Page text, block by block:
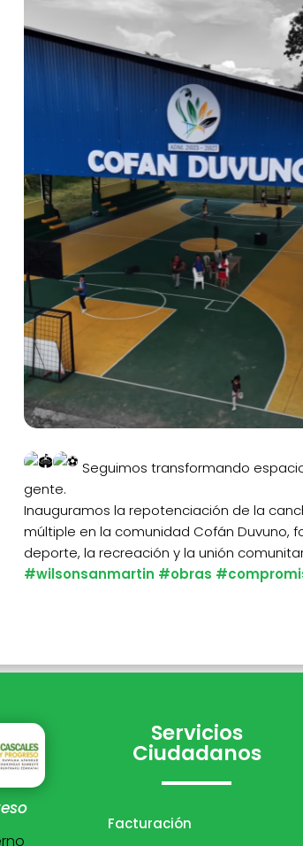
Seguimos transformando
gente.
Inauguramos la repotenciación de la
múltiple en la comunidad Cofán Duvuno,
deporte, la recreación y la unión
#wilsonsanmartin #obras
Servicios
Ciudadanos
Facturación